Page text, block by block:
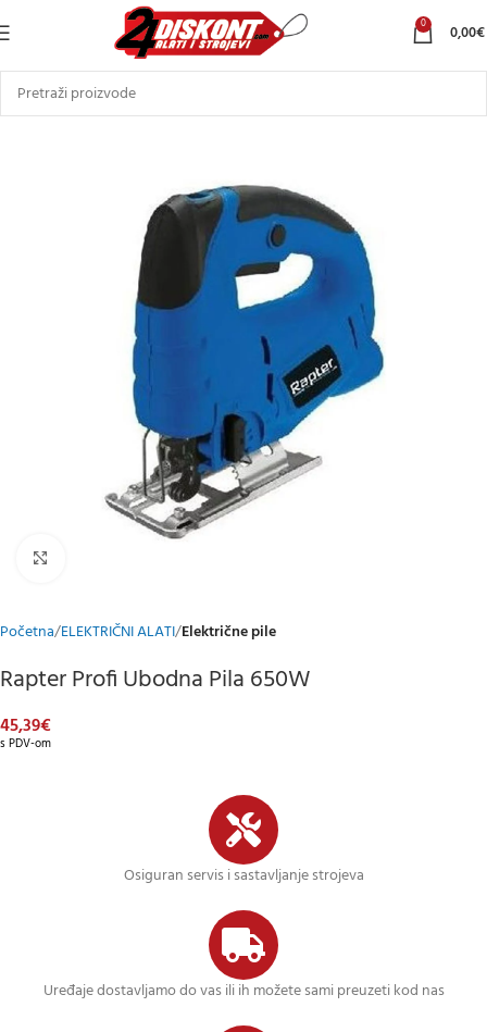
0 0,00€
Početna ELEKTRIČNI ALATI Električne pile
Rapter Profi Ubodna Pila 650W
45,39€
s PDV-om
Osiguran servis i sastavljanje strojeva
Uređaje dostavljamo do vas ili ih možete sami preuzeti kod nas